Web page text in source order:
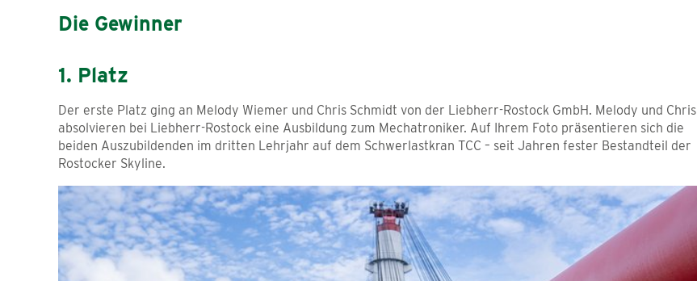
Die Gewinner
1. Platz
Der erste Platz ging an Melody Wiemer und Chris Schmidt von der Liebherr-Rostock GmbH. Melody und Chris
absolvieren bei Liebherr-Rostock eine Ausbildung zum Mechatroniker. Auf Ihrem Foto präsentieren sich die
beiden Auszubildenden im dritten Lehrjahr auf dem Schwerlastkran TCC – seit Jahren fester Bestandteil der
Rostocker Skyline.